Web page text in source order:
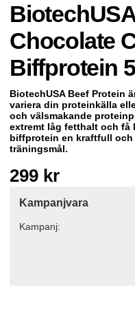
Chocolate
Biffprotein
BiotechUSA Beef Protein
variera din proteinkälla
och välsmakande
extremt låg fetthalt och få
biffprotein en kraftfull
träningsmål.
299 kr
Kampanjvara
Kampanj: